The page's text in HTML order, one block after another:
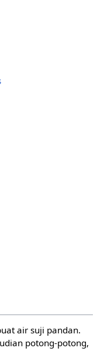
air suji pandan.
potong-potong,